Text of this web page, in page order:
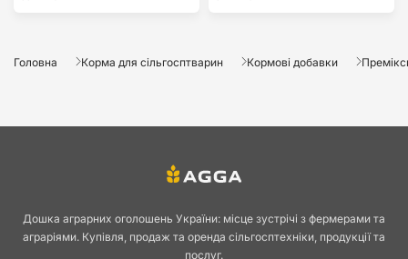
Головна Корма для сільгосптварин Кормові добавки
Дошка аграрних оголошень України: місце зустрічі з фермерами та
аграріями. Купівля, продаж та оренда сільгосптехніки, продукції та
послуг.